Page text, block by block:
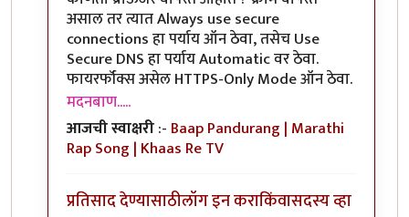
असाल तर त्यात Always use secure
connections हा पर्याय ऑन ठेवा, तसेच Use
Secure DNS हा पर्याय Automatic वर ठेवा.
फायरर्फॉक्स असेल HTTPS-Only Mode ऑन ठेवा.
मदनबाण.....
आजची स्वाक्षरी:- Baap Pandurang | Marathi
Rap Song | Khaas Re TV
प्रतिसाद देण्यासाठीलॉग इन कराकिंवासदस्य व्हा